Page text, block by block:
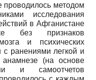
проводилось методом
исследования
в Афганистане
без признаков
и психических
с ранениями легкой и
(на основе
и самоотчетов